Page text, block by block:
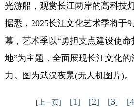
光游船，观赏长江两岸的高科技
据悉，2025长江文化艺术季将于
幕，艺术季以“勇担支点建设使
地”为主题，全面展现长江文化
力。图为武汉夜景(无人机图片)。
[上一页] [1] [2] [3]